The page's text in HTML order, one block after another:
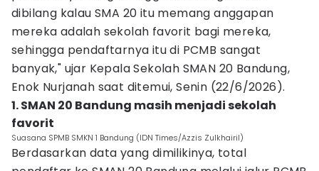
dibilang kalau SMA 20 itu memang anggapan
mereka adalah sekolah favorit bagi mereka,
sehingga pendaftarnya itu di PCMB sangat
banyak," ujar Kepala Sekolah SMAN 20 Bandung,
Enok Nurjanah saat ditemui, Senin (22/6/2026).
1. SMAN 20 Bandung masih menjadi sekolah
favorit
Suasana SPMB SMKN 1 Bandung (IDN Times/Azzis Zulkhairil)
Berdasarkan data yang dimilikinya, total